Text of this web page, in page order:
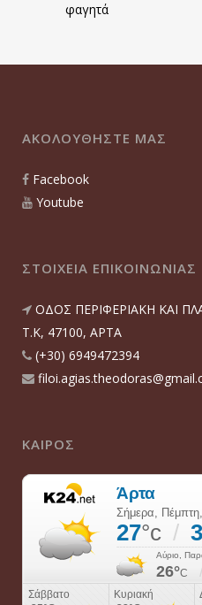
φαγητά
ΑΚΟΛΟΥΘΗΣΤΕ ΜΑΣ
Facebook
Youtube
ΣΤΟΙΧΕΙΑ ΕΠΙΚΟΙΝΩΝΙΑΣ
ΟΔΟΣ ΠΕΡΙΦΕΡΙΑΚΗ ΚΑΙ
T.K, 47100, ΑΡΤΑ
(+30) 6949472394
ΚΑΙΡΟΣ